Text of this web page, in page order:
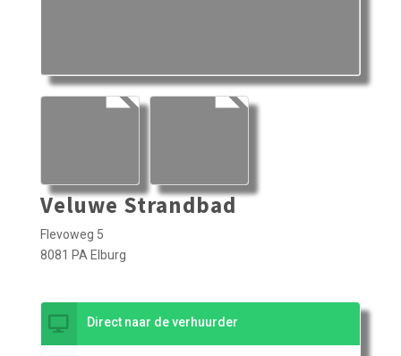
Veluwe Strandbad
Flevoweg 5
8081 PA Elburg
Direct naar de verhuurder